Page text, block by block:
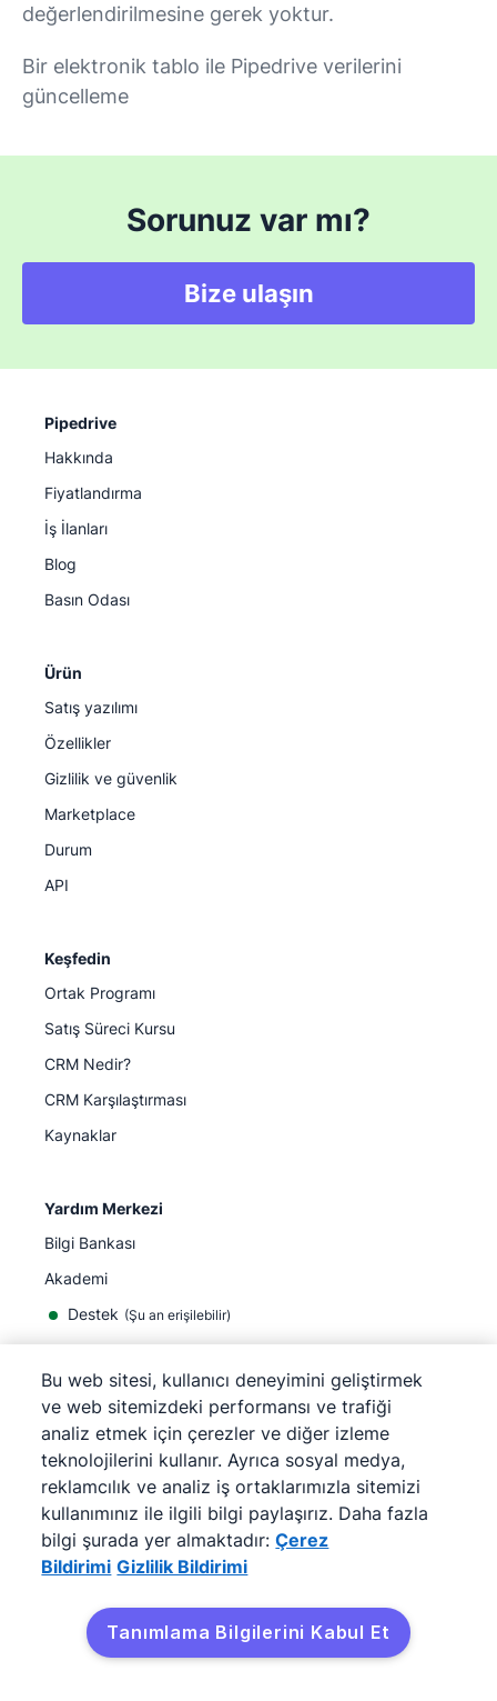
değerlendirilmesine gerek yoktur.
Bir elektronik tablo ile Pipedrive verilerini
güncelleme
Sorunuz var mı?
Bize ulaşın
Pipedrive
Hakkında
Fiyatlandırma
İş İlanları
Blog
Basın Odası
Ürün
Satış yazılımı
Özellikler
Gizlilik ve güvenlik
Marketplace
Durum
API
Keşfedin
Ortak Programı
Satış Süreci Kursu
CRM Nedir?
CRM Karşılaştırması
Kaynaklar
Yardım Merkezi
Bilgi Bankası
Akademi
Destek (Şu an erişilebilir)
Pipedrive
Pipedrive
Hizmet Koşulları
Pipedrive
Gizlilik Bildirimi
Site haritası
Çerez Bildirimi
Çerez Tercihleri
Pipedrive Web Tabanlı Bir Satış CRM'idir.
Bu web sitesi, kullanıcı deneyimini geliştirmek
ve web sitemizdeki performansı ve trafiği
analiz etmek için çerezler ve diğer izleme
teknolojilerini kullanır. Ayrıca sosyal medya,
reklamcılık ve analiz iş ortaklarımızla sitemizi
kullanımınız ile ilgili bilgi paylaşırız. Daha fazla
bilgi şurada yer almaktadır: Çerez
Bildirimi Gizlilik Bildirimi
Tanımlama Bilgilerini Kabul Et